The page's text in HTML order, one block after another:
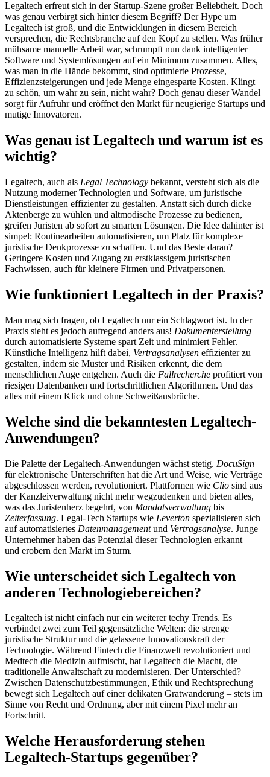
Legaltech erfreut sich in der Startup-Szene großer Beliebtheit. Doch
was genau verbirgt sich hinter diesem Begriff? Der Hype um
Legaltech ist groß, und die Entwicklungen in diesem Bereich
versprechen, die Rechtsbranche auf den Kopf zu stellen. Was früher
mühsame manuelle Arbeit war, schrumpft nun dank intelligenter
Software und Systemlösungen auf ein Minimum zusammen. Alles,
was man in die Hände bekommt, sind optimierte Prozesse,
Effizienzsteigerungen und jede Menge eingesparte Kosten. Klingt
zu schön, um wahr zu sein, nicht wahr? Doch genau dieser Wandel
sorgt für Aufruhr und eröffnet den Markt für neugierige Startups und
mutige Innovatoren.
Was genau ist Legaltech und warum ist es
wichtig?
Legaltech, auch als Legal Technology bekannt, versteht sich als die
Nutzung moderner Technologien und Software, um juristische
Dienstleistungen effizienter zu gestalten. Anstatt sich durch dicke
Aktenberge zu wühlen und altmodische Prozesse zu bedienen,
greifen Juristen ab sofort zu smarten Lösungen. Die Idee dahinter ist
simpel: Routinearbeiten automatisieren, um Platz für komplexe
juristische Denkprozesse zu schaffen. Und das Beste daran?
Geringere Kosten und Zugang zu erstklassigem juristischen
Fachwissen, auch für kleinere Firmen und Privatpersonen.
Wie funktioniert Legaltech in der Praxis?
Man mag sich fragen, ob Legaltech nur ein Schlagwort ist. In der
Praxis sieht es jedoch aufregend anders aus! Dokumenterstellung
durch automatisierte Systeme spart Zeit und minimiert Fehler.
Künstliche Intelligenz hilft dabei, Vertragsanalysen effizienter zu
gestalten, indem sie Muster und Risiken erkennt, die dem
menschlichen Auge entgehen. Auch die Fallrecherche profitiert von
riesigen Datenbanken und fortschrittlichen Algorithmen. Und das
alles mit einem Klick und ohne Schweißausbrüche.
Welche sind die bekanntesten Legaltech-
Anwendungen?
Die Palette der Legaltech-Anwendungen wächst stetig. DocuSign
für elektronische Unterschriften hat die Art und Weise, wie Verträge
abgeschlossen werden, revolutioniert. Plattformen wie Clio sind aus
der Kanzleiverwaltung nicht mehr wegzudenken und bieten alles,
was das Juristenherz begehrt, von Mandatsverwaltung bis
Zeiterfassung. Legal-Tech Startups wie Leverton spezialisieren sich
auf automatisiertes Datenmanagementund Vertragsanalyse. Junge
Unternehmer haben das Potenzial dieser Technologien erkannt –
und erobern den Markt im Sturm.
Wie unterscheidet sich Legaltech von
anderen Technologiebereichen?
Legaltech ist nicht einfach nur ein weiterer techy Trends. Es
verbindet zwei zum Teil gegensätzliche Welten: die strenge
juristische Struktur und die gelassene Innovationskraft der
Technologie. Während Fintech die Finanzwelt revolutioniert und
Medtech die Medizin aufmischt, hat Legaltech die Macht, die
traditionelle Anwaltschaft zu modernisieren. Der Unterschied?
Zwischen Datenschutzbestimmungen, Ethik und Rechtsprechung
bewegt sich Legaltech auf einer delikaten Gratwanderung – stets im
Sinne von Recht und Ordnung, aber mit einem Pixel mehr an
Fortschritt.
Welche Herausforderung stehen
Legaltech-Startups gegenüber?